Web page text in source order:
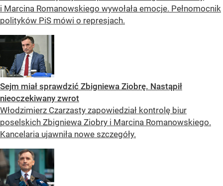
i Marcina Romanowskiego wywołała emocje. Pełnomocnik
polityków PiS mówi o represjach.
Sejm miał sprawdzić Zbigniewa Ziobrę. Nastąpił
nieoczekiwany zwrot
Włodzimierz Czarzasty zapowiedział kontrolę biur
poselskich Zbigniewa Ziobry i Marcina Romanowskiego.
Kancelaria ujawniła nowe szczegóły.